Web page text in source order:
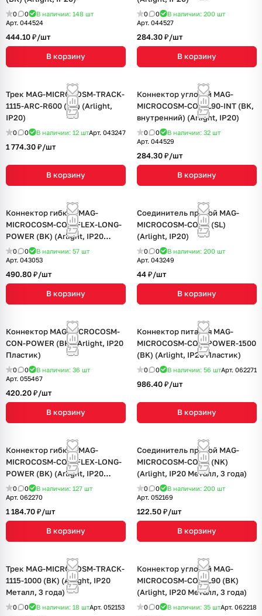
0 0 В наличии: 148 шт
Арт. 044524
444.10 ₽/шт
В корзину
0 0 В наличии: 200 шт
Арт. 044527
284.30 ₽/шт
В корзину
Трек MAG-MICROCOSM-TRACK-
1115-ARC-R600 (BK) (Arlight,
IP20)
0 0 В наличии: 12 штАрт. 043247
1 774.30 ₽/шт
В корзину
Коннектор угловой MAG-
MICROCOSM-CON-L90-INT (BK,
внутренний) (Arlight, IP20)
0 0 В наличии: 32 шт
Арт. 044529
284.30 ₽/шт
В корзину
Коннектор гибкий MAG-
MICROCOSM-CON-FLEX-LONG-
POWER (BK) (Arlight, IP20
Пластик)
0 0 В наличии: 57 шт
Арт. 043053
490.80 ₽/шт
В корзину
Соединитель прямой MAG-
MICROCOSM-CON-I (SL)
(Arlight, IP20)
0 0 В наличии: 200 шт
Арт. 043249
44 ₽/шт
В корзину
Коннектор MAG-MICROCOSM-
CON-POWER (BK) (Arlight, IP20
Пластик)
0 0 В наличии: 36 шт
Арт. 055467
420.20 ₽/шт
В корзину
Коннектор питания MAG-
MICROCOSM-CON-POWER-1500
(BK) (Arlight, IP20 Пластик)
0 0 В наличии: 56 штАрт. 062271
986.40 ₽/шт
В корзину
Коннектор гибкий MAG-
MICROCOSM-CON-FLEX-LONG-
POWER (BK) (Arlight, IP20
Пластик, 3 года)
0 0 В наличии: 127 шт
Арт. 062270
1 184.70 ₽/шт
В корзину
Соединитель прямой MAG-
MICROCOSM-CON-I (NK)
(Arlight, IP20 Металл, 3 года)
0 0 В наличии: 200 шт
Арт. 052169
122.50 ₽/шт
В корзину
Трек MAG-MICROCOSM-TRACK-
1115-1000 (BK) (Arlight, IP20
Металл, 3 года)
0 0 В наличии: 18 штАрт. 052153
Коннектор угловой MAG-
MICROCOSM-CON-L90 (BK)
(Arlight, IP20 Металл, 3 года)
0 0 В наличии: 35 штАрт. 062218